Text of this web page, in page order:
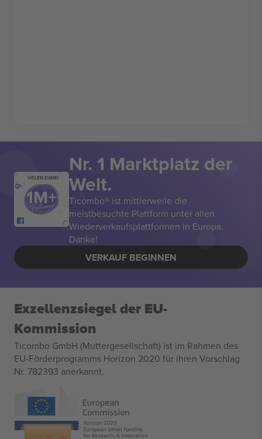
VIELEN DANK!
Nr. 1 Marktplatz der
Welt.
Ticombo® ist mittlerweile die
meistbesuchte Plattform unter allen
Wiederverkaufsplattformen in Europa.
Danke!
VERKAUF BEGINNEN
Exzellenzsiegel der EU-
Kommission
Ticombo GmbH (Muttergesellschaft) ist im Rahmen des
EU-Förderprogramms Horizon 2020 für ihren Vorschlag
Nr. 782393 anerkannt.